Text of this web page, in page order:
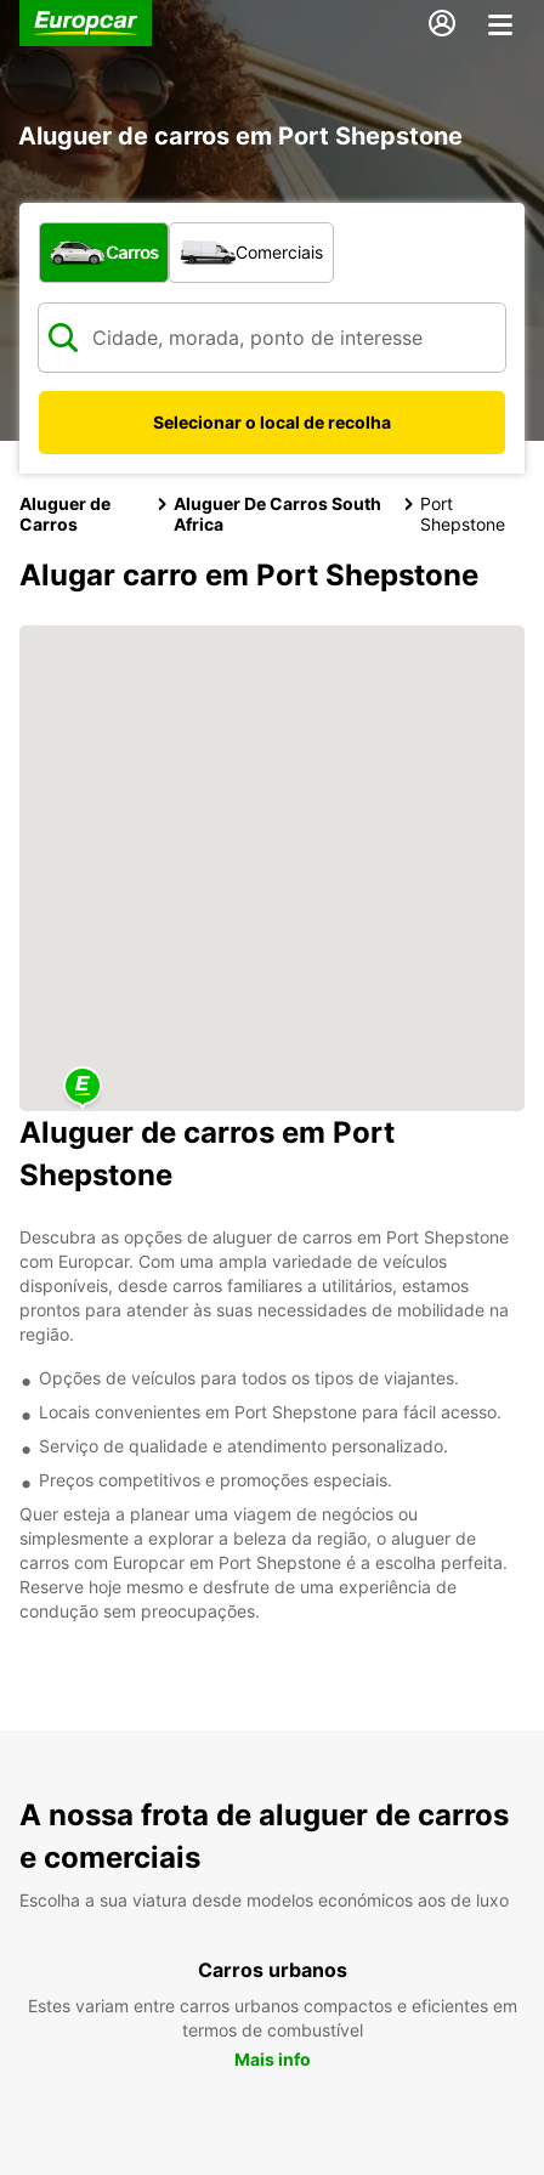
Aluguer de carros em Port Shepstone
Que tipo de veículo pretende?
Carros Comerciais
Selecionar o local de recolha
Aluguer de
Carros
Aluguer De Carros South
Africa
Port
Shepstone
Alugar carro em Port Shepstone
Aluguer de carros em Port
Shepstone
Descubra as opções de aluguer de carros em Port Shepstone
com Europcar. Com uma ampla variedade de veículos
disponíveis, desde carros familiares a utilitários, estamos
prontos para atender às suas necessidades de mobilidade na
região.
Opções de veículos para todos os tipos de viajantes.
Locais convenientes em Port Shepstone para fácil acesso.
Serviço de qualidade e atendimento personalizado.
Preços competitivos e promoções especiais.
Quer esteja a planear uma viagem de negócios ou
simplesmente a explorar a beleza da região, o aluguer de
carros com Europcar em Port Shepstone é a escolha perfeita.
Reserve hoje mesmo e desfrute de uma experiência de
condução sem preocupações.
A nossa frota de aluguer de carros
e comerciais
Escolha a sua viatura desde modelos económicos aos de luxo
Carros urbanos
Estes variam entre carros urbanos compactos e eficientes em
termos de combustível
Mais info